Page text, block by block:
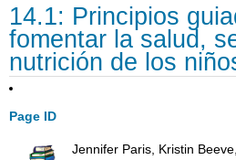
14.1: Principios
fomentar la salud,
nutrición de los
Page ID
Jennifer Paris, Kristin